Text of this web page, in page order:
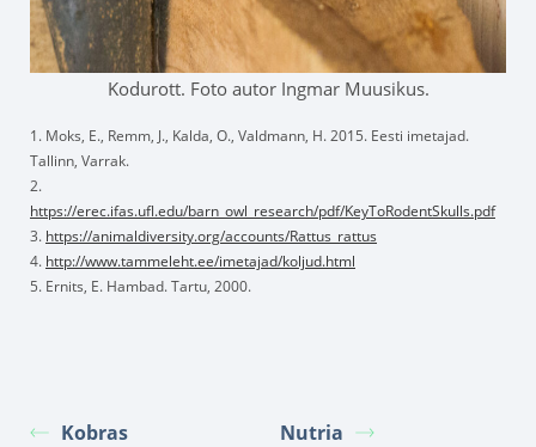
Kodurott. Foto autor Ingmar Muusikus.
1. Moks, E., Remm, J., Kalda, O., Valdmann, H. 2015. Eesti imetajad.
Tallinn, Varrak.
2.
https://erec.ifas.ufl.edu/barn_owl_research/pdf/KeyToRodentSkulls.pdf
3. https://animaldiversity.org/accounts/Rattus_rattus
4. http://www.tammeleht.ee/imetajad/koljud.html
5. Ernits, E. Hambad. Tartu, 2000.
Kobras Nutria